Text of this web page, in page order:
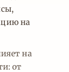
на
на
от